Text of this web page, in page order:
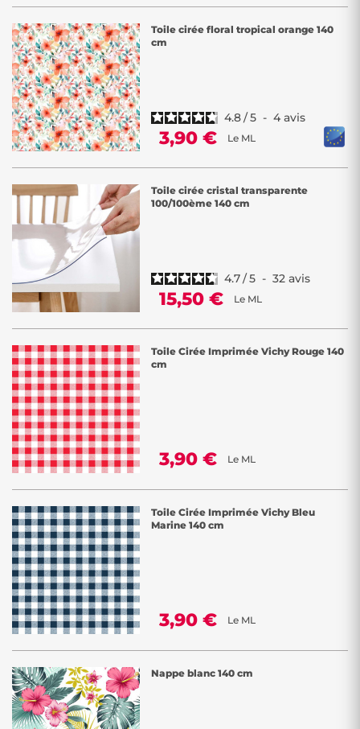
Toile cirée floral tropical orange 140
cm
4.8/5 - 4 avis
3,90 € Le ML
Toile cirée cristal transparente
100/100ème 140 cm
4.7/5 - 32 avis
15,50 € Le ML
Toile Cirée Imprimée Vichy Rouge 140
cm
3,90 € Le ML
Toile Cirée Imprimée Vichy Bleu
Marine 140 cm
3,90 € Le ML
Nappe blanc 140 cm